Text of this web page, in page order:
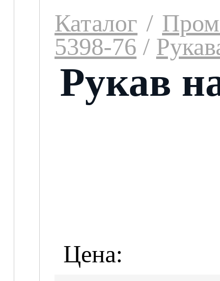
Каталог /
5398-76 /
Рукав
Цена: